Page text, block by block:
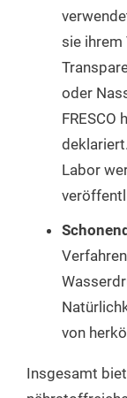
sie ihrem
oder
Labor
von
Insgesamt